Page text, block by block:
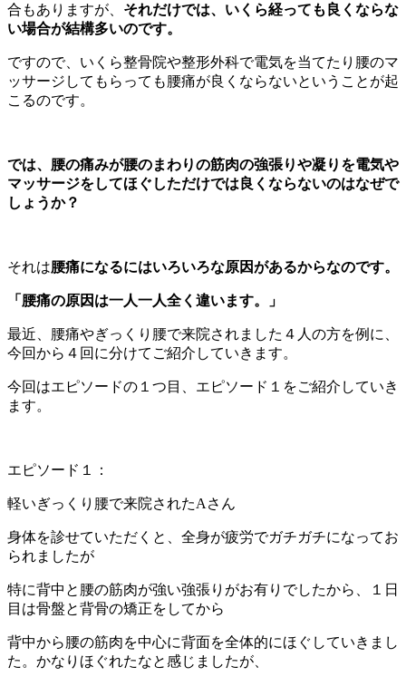
合もありますが、 それだけでは、いくら経っても良くならな
い場合が結構多いのです。
ですので、いくら整骨院や整形外科で電気を当てたり腰のマ
ッサージしてもらっても腰痛が良くならないということが起
こるのです。
では、腰の痛みが腰のまわりの筋肉の強張りや凝りを電気や
マッサージをしてほぐしただけでは良くならないのはなぜで
しょうか？
それは腰痛になるにはいろいろな原因があるからなのです。
「腰痛の原因は一人一人全く違います。」
最近、腰痛やぎっくり腰で来院されました４人の方を例に、
今回から４回に分けてご紹介していきます。
今回はエピソードの１つ目、エピソード１をご紹介していき
ます。
エピソード１：
軽いぎっくり腰で来院されたAさん
身体を診せていただくと、全身が疲労でガチガチになってお
られましたが
特に背中と腰の筋肉が強い強張りがお有りでしたから、１日
目は骨盤と背骨の矯正をしてから
背中から腰の筋肉を中心に背面を全体的にほぐしていきまし
た。かなりほぐれたなと感じましたが、